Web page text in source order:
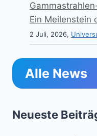
Ein Meilenstein
2 Juli, 2026,
Alle News
Neueste